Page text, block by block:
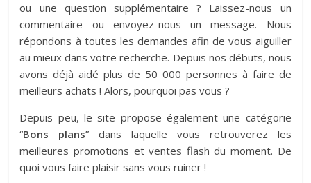
ou une question supplémentaire ? Laissez-nous un
commentaire ou envoyez-nous un message. Nous
répondons à toutes les demandes afin de vous aiguiller
au mieux dans votre recherche. Depuis nos débuts, nous
avons déjà aidé plus de 50 000 personnes à faire de
meilleurs achats ! Alors, pourquoi pas vous ?
Depuis peu, le site propose également une catégorie
“Bons plans” dans laquelle vous retrouverez les
meilleures promotions et ventes flash du moment. De
quoi vous faire plaisir sans vous ruiner !